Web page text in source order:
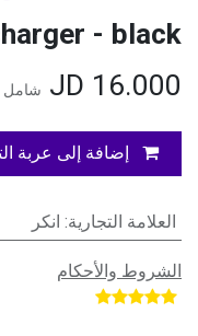
- black
16.000
شامل
إضافة إلى عربة
العلامة التجارية: انكر
الشروط والأحكام